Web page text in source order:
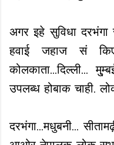
अगर इहे सुविधा
हवाई जहाज सं
कोलकाता...दिल्ली...
उपलब्ध होबाक चाही.
दरभंगा...मधुबनी...